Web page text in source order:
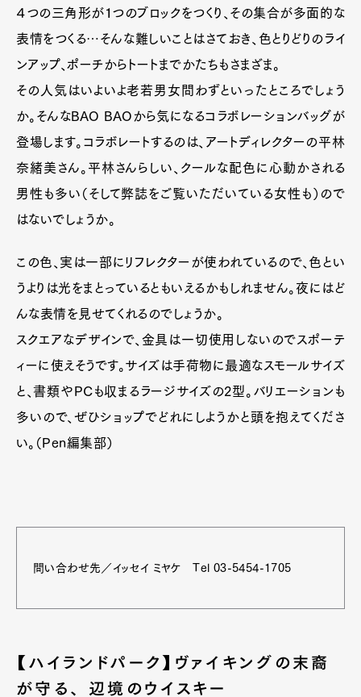
４つの三角形が１つのブロックをつくり、その集合が多面的な
表情をつくる…そんな難しいことはさておき、色とりどりのライ
ンアップ、ポーチからトートまでかたちもさまざま。
その人気はいよいよ老若男女問わずといったところでしょう
か。そんなBAO BAOから気になるコラボレーションバッグが
登場します。コラボレートするのは、アートディレクターの平林
奈緒美さん。平林さんらしい、クールな配色に心動かされる
男性も多い（そして弊誌をご覧いただいている女性も）ので
はないでしょうか。
この色、実は一部にリフレクターが使われているので、色とい
うよりは光をまとっているともいえるかもしれません。夜にはど
んな表情を見せてくれるのでしょうか。
スクエアなデザインで、金具は一切使用しないのでスポーテ
ィーに使えそうです。サイズは手荷物に最適なスモールサイズ
と、書類やPCも収まるラージサイズの2型。バリエーションも
多いので、ぜひショップでどれにしようかと頭を抱えてくださ
い。（Pen編集部）
問い合わせ先／イッセイ ミヤケ Tel 03-5454-1705
【ハイランドパーク】ヴァイキングの末裔
が守る、 辺境のウイスキー